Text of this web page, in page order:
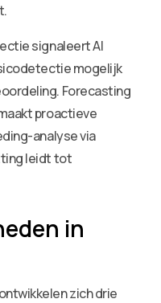
signaleert AI
mogelijk
Forecasting
proactieve
analyse via
leidt tot
in
zich drie